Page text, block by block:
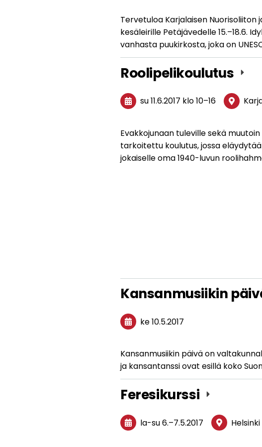
Tervetuloa Karjalaisen
kesäleirille Petäjävedelle 15.–18.6.
vanhasta puukirkosta, joka on
Roolipelikoulutus
su 11.6.2017 klo 10–16
Evakkojunaan tuleville sekä
tarkoitettu koulutus, jossa
jokaiselle oma 1940-luvun
Kansanmusiikin
ke 10.5.2017
Kansanmusiikin päivä on
ja kansantanssi ovat esillä koko
Feresikurssi
la-su6.–7.5.2017 Helsinki